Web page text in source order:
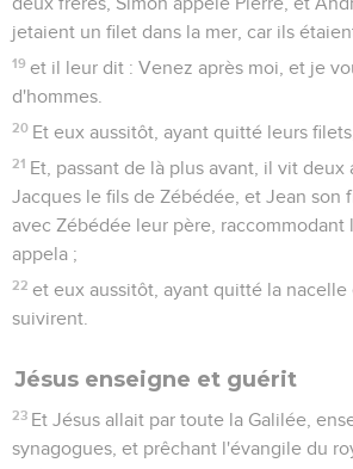
Jourdain.
Matthieu 5
Les vidéos ne sont pas disponibles aux USA et C
Le sermon sur la montagne
1 Or, voyant les foules, il monta sur la
se fut assis, ses disciples s'approchèrent
2 et ayant ouvert sa bouche, il les
Le vrai bonheur
3
Bienheureux les pauvres en esprit, car
royaume des cieux ;